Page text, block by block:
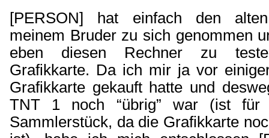
[PERSON] hat einfach den
meinem Bruder zu sich genommen
eben diesen Rechner zu
Grafikkarte. Da ich mir ja vor
Grafikkarte gekauft hatte und
TNT 1 noch “übrig” war (ist für
Sammlerstück, da die Grafikkarte